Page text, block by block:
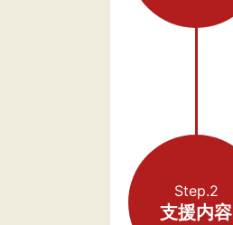
Step.2
支援内容